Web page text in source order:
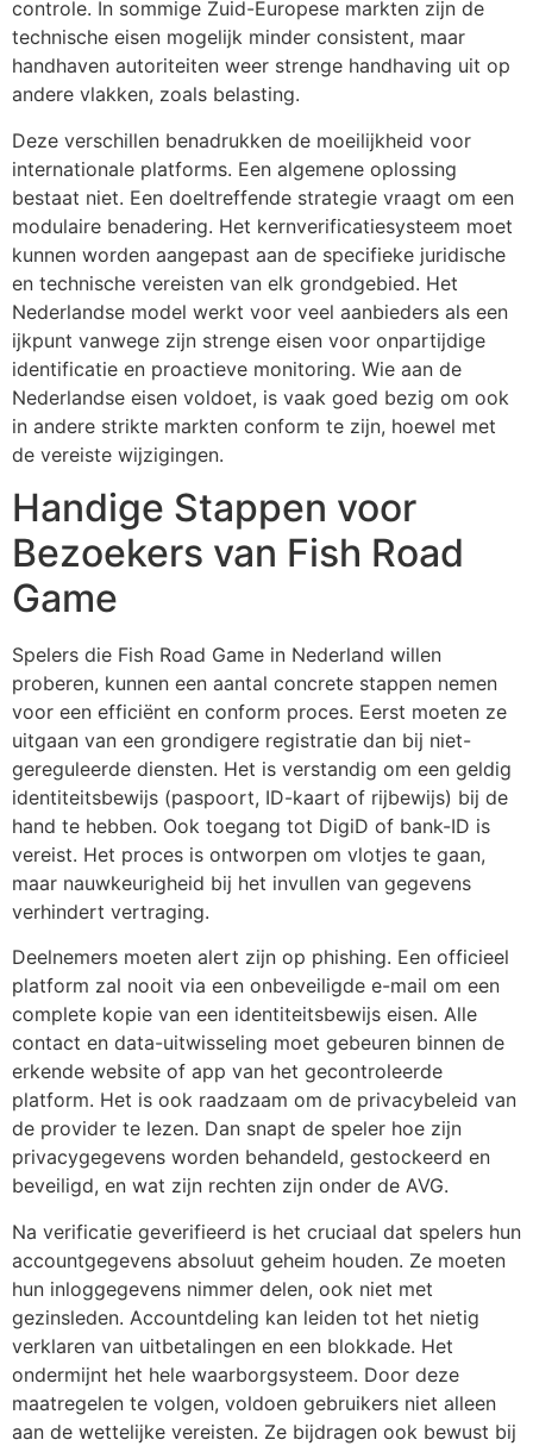
controle. In sommige Zuid-Europese markten zijn de
technische eisen mogelijk minder consistent, maar
handhaven autoriteiten weer strenge handhaving uit op
andere vlakken, zoals belasting.
Deze verschillen benadrukken de moeilijkheid voor
internationale platforms. Een algemene oplossing
bestaat niet. Een doeltreffende strategie vraagt om een
modulaire benadering. Het kernverificatiesysteem moet
kunnen worden aangepast aan de specifieke juridische
en technische vereisten van elk grondgebied. Het
Nederlandse model werkt voor veel aanbieders als een
ijkpunt vanwege zijn strenge eisen voor onpartijdige
identificatie en proactieve monitoring. Wie aan de
Nederlandse eisen voldoet, is vaak goed bezig om ook
in andere strikte markten conform te zijn, hoewel met
de vereiste wijzigingen.
Handige Stappen voor
Bezoekers van Fish Road
Game
Spelers die Fish Road Game in Nederland willen
proberen, kunnen een aantal concrete stappen nemen
voor een efficiënt en conform proces. Eerst moeten ze
uitgaan van een grondigere registratie dan bij niet-
gereguleerde diensten. Het is verstandig om een geldig
identiteitsbewijs (paspoort, ID-kaart of rijbewijs) bij de
hand te hebben. Ook toegang tot DigiD of bank-ID is
vereist. Het proces is ontworpen om vlotjes te gaan,
maar nauwkeurigheid bij het invullen van gegevens
verhindert vertraging.
Deelnemers moeten alert zijn op phishing. Een officieel
platform zal nooit via een onbeveiligde e-mail om een
complete kopie van een identiteitsbewijs eisen. Alle
contact en data-uitwisseling moet gebeuren binnen de
erkende website of app van het gecontroleerde
platform. Het is ook raadzaam om de privacybeleid van
de provider te lezen. Dan snapt de speler hoe zijn
privacygegevens worden behandeld, gestockeerd en
beveiligd, en wat zijn rechten zijn onder de AVG.
Na verificatie geverifieerd is het cruciaal dat spelers hun
accountgegevens absoluut geheim houden. Ze moeten
hun inloggegevens nimmer delen, ook niet met
gezinsleden. Accountdeling kan leiden tot het nietig
verklaren van uitbetalingen en een blokkade. Het
ondermijnt het hele waarborgsysteem. Door deze
maatregelen te volgen, voldoen gebruikers niet alleen
aan de wettelijke vereisten. Ze bijdragen ook bewust bij